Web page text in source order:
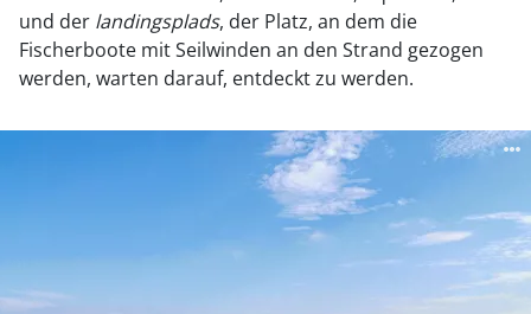
und der landingsplads, der Platz, an dem die
Fischerboote mit Seilwinden an den Strand gezogen
werden, warten darauf, entdeckt zu werden.